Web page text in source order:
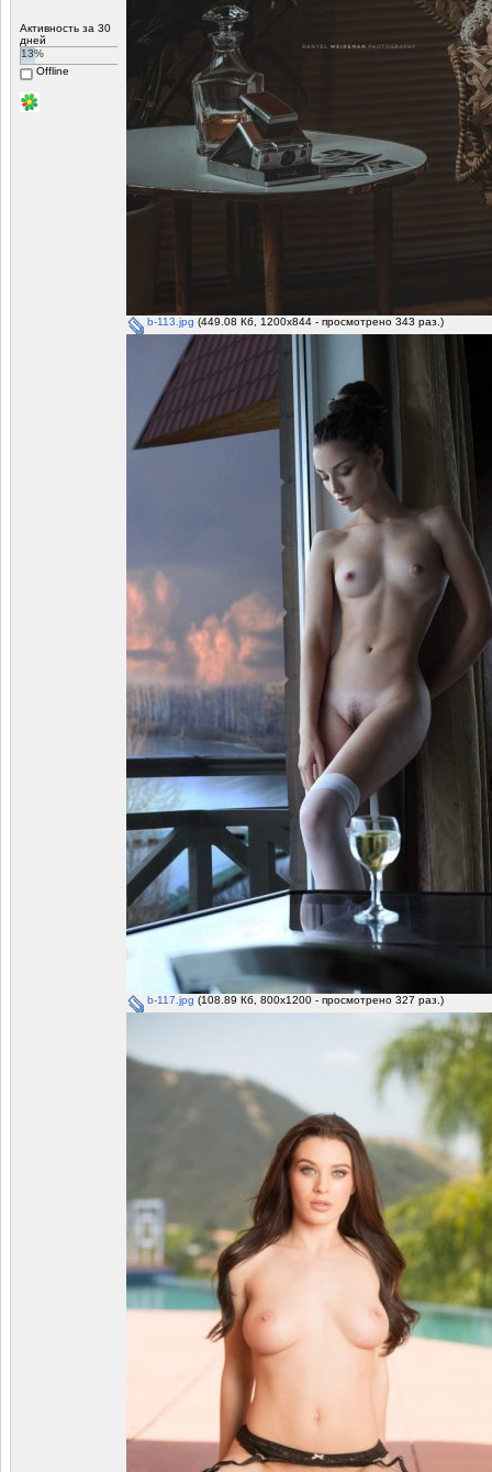
Активность за 30
дней
13%
Offline
b-113.jpg (449.08 Кб, 1200x844 - просмотрено 343 раз.)
b-117.jpg (108.89 Кб, 800x1200 - просмотрено 327 раз.)